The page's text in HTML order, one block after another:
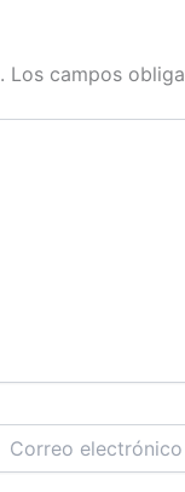
Los campos